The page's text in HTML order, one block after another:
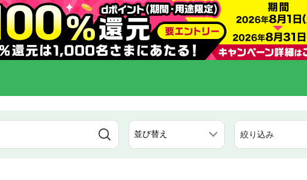
絞り込み